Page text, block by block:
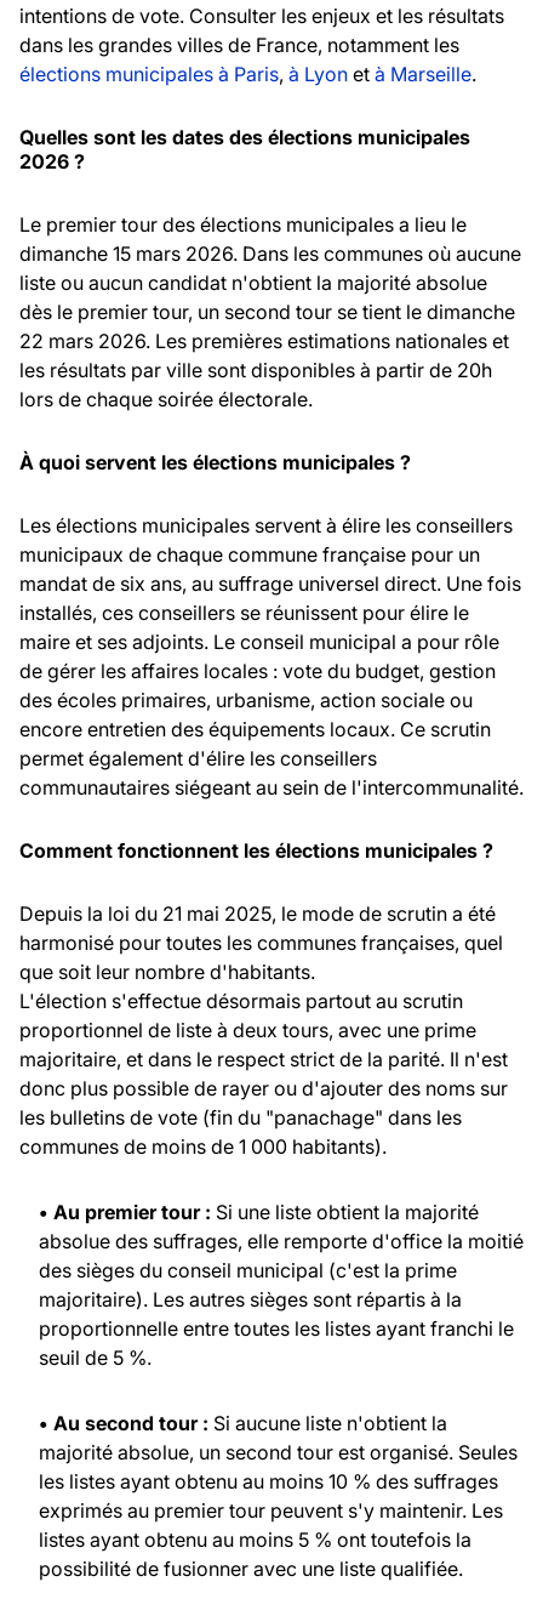
intentions de vote. Consulter les enjeux et les résultats
dans les grandes villes de France, notamment les
élections municipales à Paris, à Lyon et à Marseille.
Quelles sont les dates des élections municipales
2026 ?
Le premier tour des élections municipales a lieu le
dimanche 15 mars 2026. Dans les communes où aucune
liste ou aucun candidat n'obtient la majorité absolue
dès le premier tour, un second tour se tient le dimanche
22 mars 2026. Les premières estimations nationales et
les résultats par ville sont disponibles à partir de 20h
lors de chaque soirée électorale.
À quoi servent les élections municipales ?
Les élections municipales servent à élire les conseillers
municipaux de chaque commune française pour un
mandat de six ans, au suffrage universel direct. Une fois
installés, ces conseillers se réunissent pour élire le
maire et ses adjoints. Le conseil municipal a pour rôle
de gérer les affaires locales : vote du budget, gestion
des écoles primaires, urbanisme, action sociale ou
encore entretien des équipements locaux. Ce scrutin
permet également d'élire les conseillers
communautaires siégeant au sein de l'intercommunalité.
Comment fonctionnent les élections municipales ?
Depuis la loi du 21 mai 2025, le mode de scrutin a été
harmonisé pour toutes les communes françaises, quel
que soit leur nombre d'habitants.
L'élection s'effectue désormais partout au scrutin
proportionnel de liste à deux tours, avec une prime
majoritaire, et dans le respect strict de la parité. Il n'est
donc plus possible de rayer ou d'ajouter des noms sur
les bulletins de vote (fin du "panachage" dans les
communes de moins de 1 000 habitants).
• Au premier tour : Si une liste obtient la majorité
absolue des suffrages, elle remporte d'office la moitié
des sièges du conseil municipal (c'est la prime
majoritaire). Les autres sièges sont répartis à la
proportionnelle entre toutes les listes ayant franchi le
seuil de 5 %.
• Au second tour : Si aucune liste n'obtient la
majorité absolue, un second tour est organisé. Seules
les listes ayant obtenu au moins 10 % des suffrages
exprimés au premier tour peuvent s'y maintenir. Les
listes ayant obtenu au moins 5 % ont toutefois la
possibilité de fusionner avec une liste qualifiée.